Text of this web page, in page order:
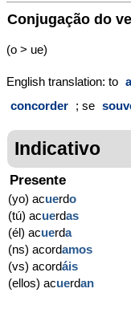
Conjugação do
(o > ue)
English translation: to
concorder ; se
Indicativo
Presente
(yo) acuerdo
(tú) acuerdas
(él) acuerda
(ns) acordamos
(vs) acordáis
(ellos) acuerdan